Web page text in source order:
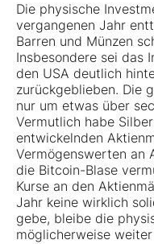
Die physische
vergangenen Jahr
Barren und Münzen
Insbesondere sei das
den USA deutlich
zurückgeblieben. Die
nur um etwas über
Vermutlich habe
entwickelnden
Vermögenswerten an
die Bitcoin-Blase
Kurse an den
Jahr keine wirklich
gebe, bleibe die
möglicherweise